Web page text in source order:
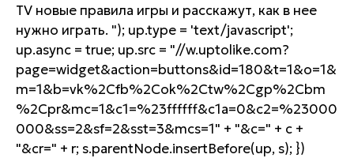
TV новые правила игры и расскажут, как в нее
нужно играть. "); up.type = 'text/javascript';
up.async = true; up.src = "//w.uptolike.com?
page=widget&action=buttons&id=180&t=1&o=1&
m=1&b=vk%2Cfb%2Cok%2Ctw%2Cgp%2Cbm
%2Cpr&mc=1&c1=%23ffffff&c1a=0&c2=%23000
000&ss=2&sf=2&sst=3&mcs=1" + "&c=" + c +
"&cr=" + r; s.parentNode.insertBefore(up, s); })